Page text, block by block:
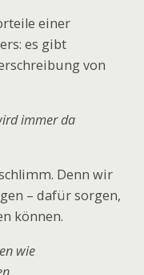
einer
es gibt
von
immer da
Denn wir
– dafür sorgen,
können.
wie